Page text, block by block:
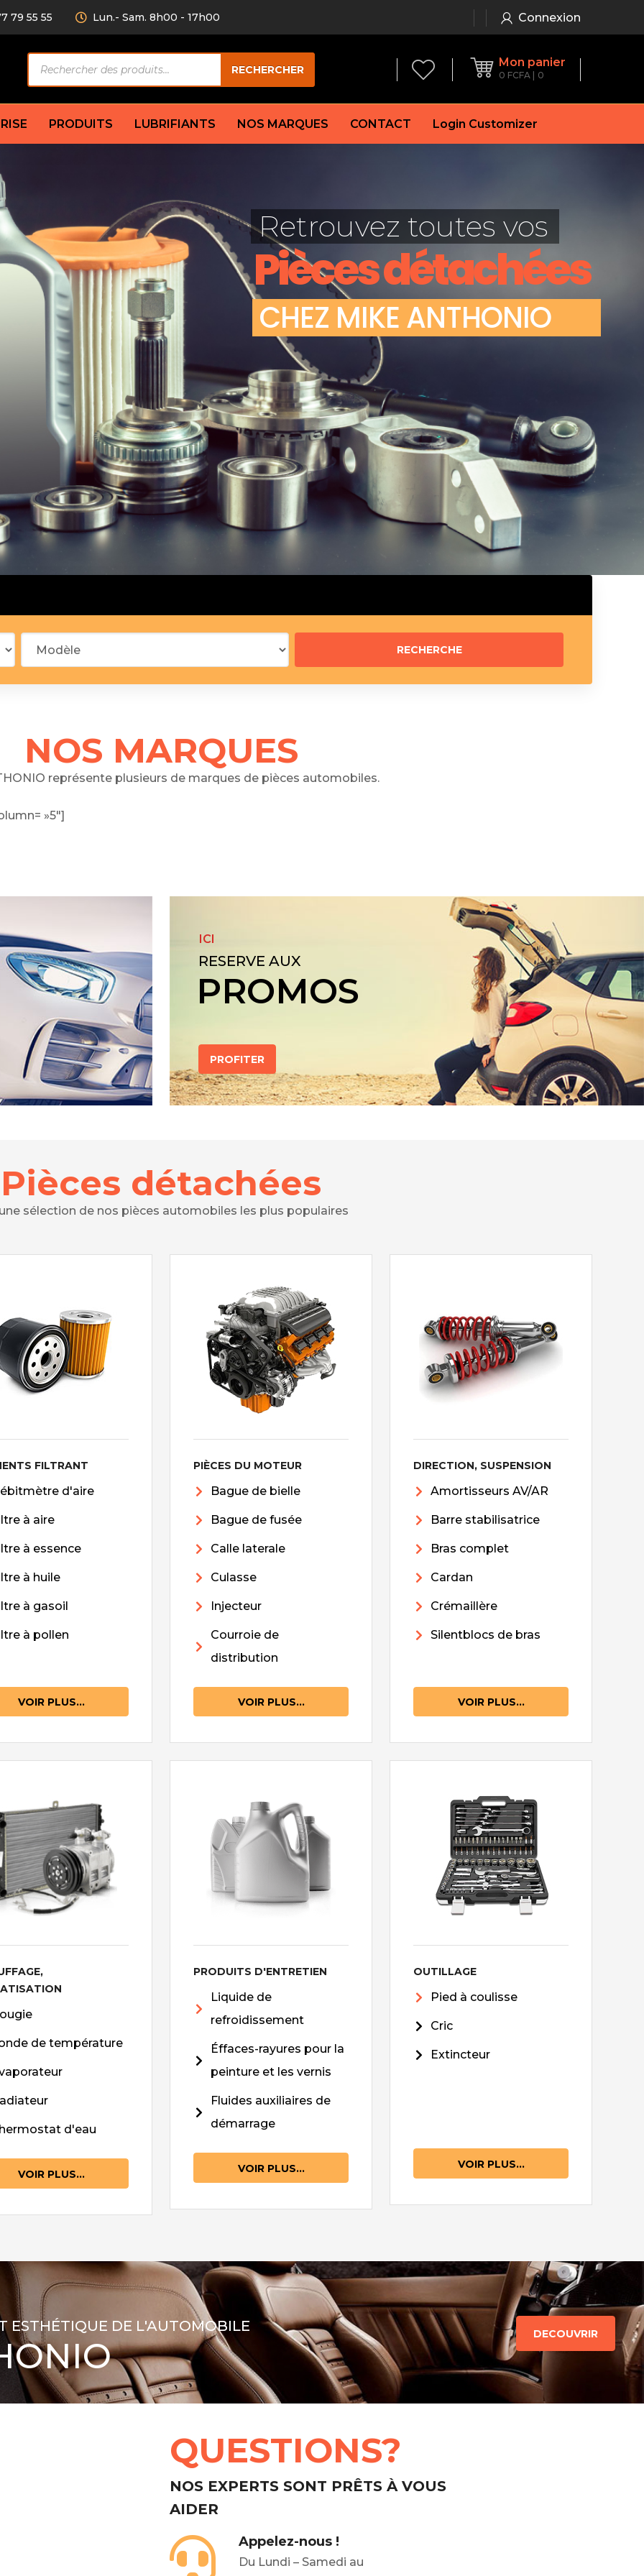
79 55 55 Lun.- Sam. 8h00 - 17h00 Connexion
de
produits
RECHERCHER
Mon panier
0 FCFA 0
AV/AR
amortisseur
Compresseur
Condenseur
Électrovanne
Évaporateur
Mano
Thermostat d’eau
Sonde de température
Garniture
Flexible de frein
Huile de frein
Mâchoires de frein
Jeu de plaquettes de frein
Démarreur
Feu arrière
principal
fusée
distribution
Débitmètre d’aire
Filtre à aire
Filtre à essence
Filtre à huile
Filtre à gasoil
Silencieux arrière
Silencieux central
Butée élastique de silencieux
Raccord de tuyau d’échappement
PRODUITS LUBRIFIANTS NOS MARQUES CONTACT Login Customizer
Pièces détachées
CHEZ MIKEANTHONIO
Retrouvez toutes vos
NOS MARQUES
représente plusieurs de marques de pièces automobiles.
»5″]
ICI
RESERVE AUX
PROMOS
PROFITER
Pièces détachées
sélection de nos pièces automobiles les plus populaires
FILTRANT
d'aire
à aire
à essence
à huile
à gasoil
à pollen
VOIR PLUS...
PIÈCES DU MOTEUR
Bague de bielle
Bague de fusée
Calle laterale
Culasse
Injecteur
Courroie de
distribution
VOIR PLUS...
DIRECTION, SUSPENSION
Amortisseurs AV/AR
Barre stabilisatrice
Bras complet
Cardan
Crémaillère
Silentblocs de bras
VOIR PLUS...
de température
d'eau
VOIR PLUS...
PRODUITS D'ENTRETIEN
Liquide de
refroidissement
Éffaces-rayures pour la
peinture et les vernis
Fluides auxiliaires de
démarrage
VOIR PLUS...
OUTILLAGE
Pied à coulisse
Cric
Extincteur
VOIR PLUS...
ESTHÉTIQUE DE L'AUTOMOBILE DECOUVRIR
QUESTIONS?
NOS EXPERTS SONT PRÊTS À VOUS
AIDER
Appelez-nous !
Du Lundi – Samedi au